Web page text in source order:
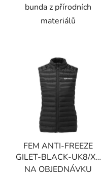
bunda z přírodních
materiálů
FEM ANTI-FREEZE
GILET-BLACK-UK8/XS
dámská vesta černá
NA OBJEDNÁVKU